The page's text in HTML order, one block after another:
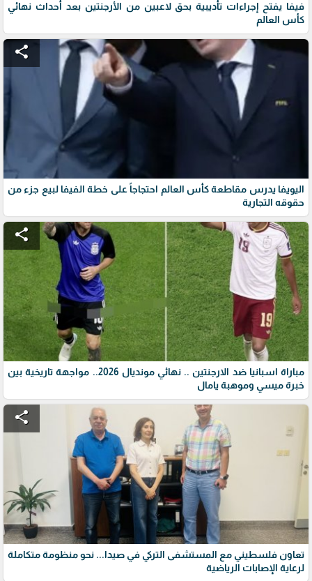
فيفا يفتح إجراءات تأديبية بحق لاعبين من الأرجنتين بعد أحداث نهائي
كأس العالم
share
اليويفا يدرس مقاطعة كأس العالم احتجاجاً على خطة الفيفا لبيع جزء من
حقوقه التجارية
share
مباراة اسبانيا ضد الارجنتين .. نهائي مونديال 2026.. مواجهة تاريخية بين
خبرة ميسي وموهبة يامال
share
تعاون فلسطيني مع المستشفى التركي في صيدا... نحو منظومة متكاملة
لرعاية الإصابات الرياضية